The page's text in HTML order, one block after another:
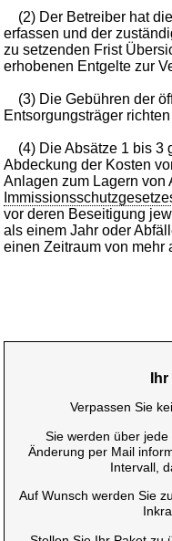
(2) Der Betreiber hat
erfassen und der
zu setzenden Frist
erhobenen Entgelte zur
(3) Die Gebühren der
Entsorgungsträger
(4) Die Absätze 1 bis 3
Abdeckung der Kosten
Anlagen zum Lagern von
vor deren Beseitigung
als einem Jahr oder
einen Zeitraum von mehr
Verpassen Sie
Sie werden über
Änderung per Mail
Intervall,
Auf Wunsch werden Sie